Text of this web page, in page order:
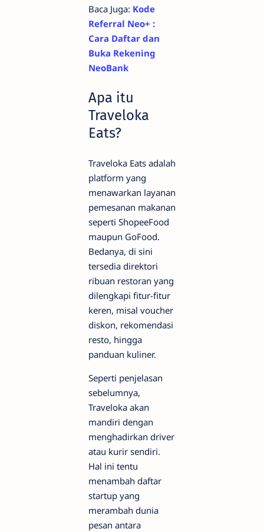
Baca Juga: Kode
Referral Neo+ :
Cara Daftar dan
Buka Rekening
NeoBank
Apa itu
Traveloka
Eats?
Traveloka Eats adalah
platform yang
menawarkan layanan
pemesanan makanan
seperti ShopeeFood
maupun GoFood.
Bedanya, di sini
tersedia direktori
ribuan restoran yang
dilengkapi fitur-fitur
keren, misal voucher
diskon, rekomendasi
resto, hingga
panduan kuliner.
Seperti penjelasan
sebelumnya,
Traveloka akan
mandiri dengan
menghadirkan driver
atau kurir sendiri.
Hal ini tentu
menambah daftar
startup yang
merambah dunia
pesan antara